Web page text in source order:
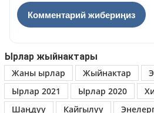
Ырлар жыйнактары
Жаны ырлар
Жыйнактар
Ырлар 2021
Ырлар 2020
Шаңдуу
Кайгылуу